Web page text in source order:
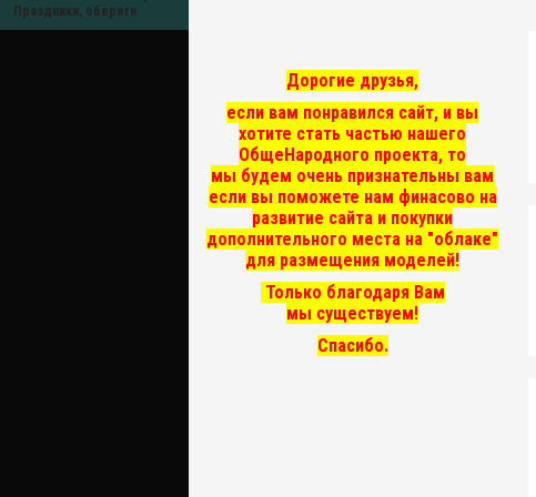
Праздники, обереги
Дорогие друзья,
если вам понравился сайт, и вы
хотите стать частью нашего
ОбщеНародного проекта, то
мы будем очень признательны вам
если вы поможете нам финасово на
развитие сайта и покупки
дополнительного места на "облаке"
для размещения моделей!
Только благодаря Вам
мы существуем!
Спасибо.